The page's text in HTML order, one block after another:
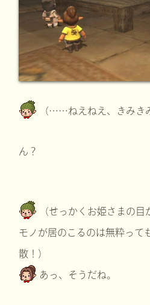
（……ねえねえ、きみき
ん？
（せっかくお姫さまの
モノが居のこるのは無粋って
散！）
あっ、そうだね。